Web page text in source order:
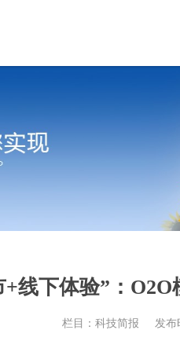
+线下体验”：
栏目：科技简报 发布